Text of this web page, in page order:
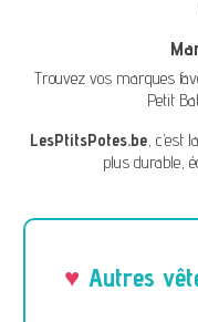
Trouvez vos marques
Petit
LesPtitsPotes.be, c’est
plus durable,
Autres